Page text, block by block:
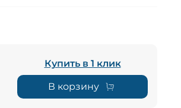
Купить в 1 клик
В корзину